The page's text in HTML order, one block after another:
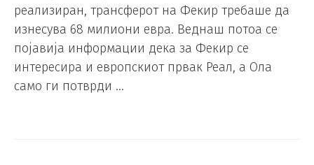
реализиран, трансферот на Фекир требаше да
изнесува 68 милиони евра. Веднаш потоа се
појавија информации дека за Фекир се
интересира и европскиот првак Реал, а Ола
само ги потврди …